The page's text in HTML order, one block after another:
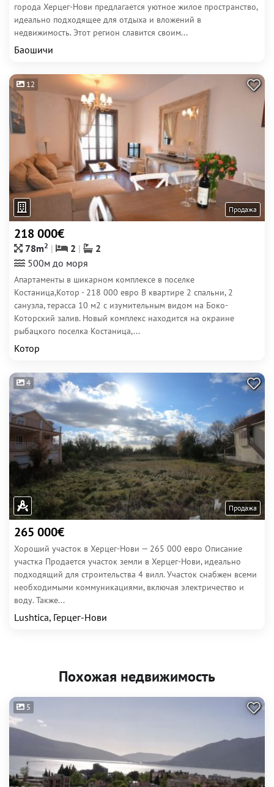
города Херцег-Нови предлагается уютное жилое пространство,
идеально подходящее для отдыха и вложений в
недвижимость. Этот регион славится своим...
Баошичи
12
Продажа
218 000€
78m2 2
2
500м до моря
Апартаменты в шикарном комплексе в поселке
Костаница,Котор - 218 000 евро В квартире 2 спальни, 2
санузла, терасса 10 м2 с изумительным видом на Боко-
Которский залив. Новый комплекс находится на окраине
рыбацкого поселка Костаница,...
Котор
4
Продажа
265 000€
Хороший участок в Херцег-Нови — 265 000 евро Описание
участка Продается участок земли в Херцег-Нови, идеально
подходящий для строительства 4 вилл. Участок снабжен всеми
необходимыми коммуникациями, включая электричество и
воду. Также...
Lushtica, Герцег-Нови
Похожая недвижимость
5